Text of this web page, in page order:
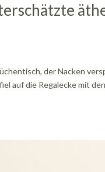
der Nacken
auf die Regalecke mit